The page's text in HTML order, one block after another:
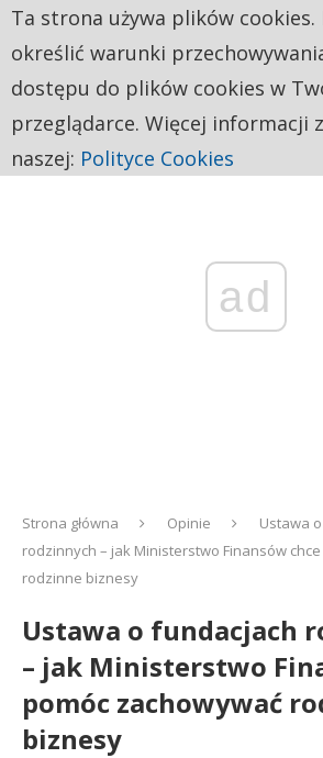
ad
Strona główna Opinie
Ustawa
rodzinnych – jak Ministerstwo Finansów
rodzinne biznesy
Ustawa o fundacjach
– jak Ministerstwo
pomóc zachowywać
biznesy
Ta strona używa plików cookies.
określić warunki
dostępu do plików cookies w
przeglądarce. Więcej informacji
naszej: Polityce Cookies